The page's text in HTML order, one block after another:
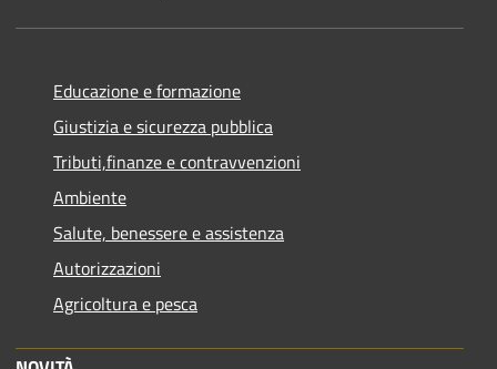
Educazione e formazione
Giustizia e sicurezza pubblica
Tributi,finanze e contravvenzioni
Ambiente
Salute, benessere e assistenza
Autorizzazioni
Agricoltura e pesca